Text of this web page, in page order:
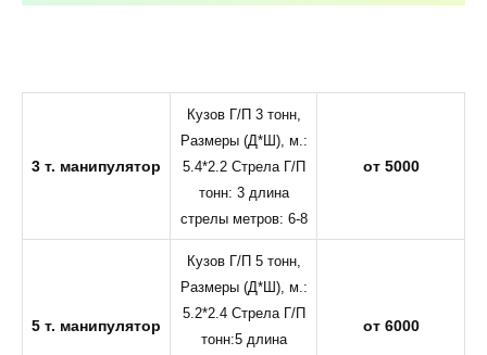
3 т. манипулятор
Кузов Г/П 3 тонн,
Размеры (Д*Ш), м.:
5.4*2.2 Стрела Г/П
тонн: 3 длина
стрелы метров: 6-8
от 5000
5 т. манипулятор
Кузов Г/П 5 тонн,
Размеры (Д*Ш), м.:
5.2*2.4 Стрела Г/П
тонн:5 длина
от 6000